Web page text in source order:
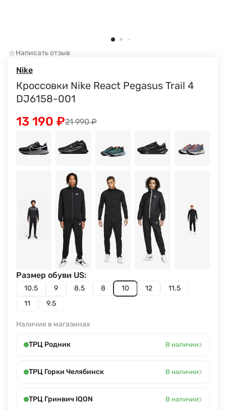
Написать отзыв
Nike
Кроссовки Nike React Pegasus Trail 4
DJ6158-001
21 990₽
13 190 ₽
10.5 9 8.5 8 10 12
11.5
11
9.5
Размер обуви US:
Наличие в магазинах
ТРЦ Родник В наличии›
ТРЦ Горки Челябинск В наличии›
ТРЦ Гринвич IQON В наличии›